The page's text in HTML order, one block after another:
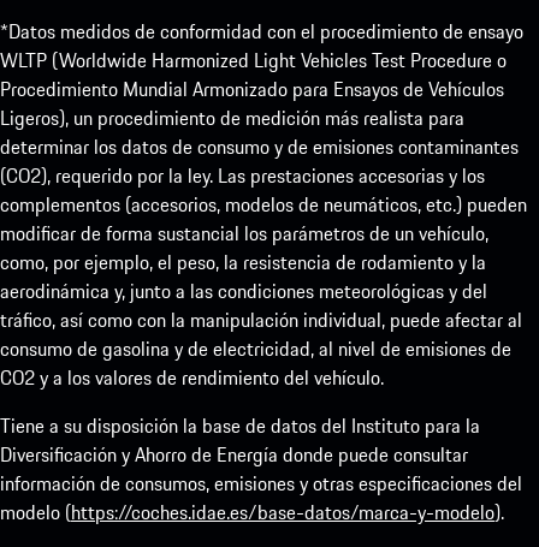
*Datos medidos de conformidad con el procedimiento de ensayo
WLTP (Worldwide Harmonized Light Vehicles Test Procedure o
Procedimiento Mundial Armonizado para Ensayos de Vehículos
Ligeros), un procedimiento de medición más realista para
determinar los datos de consumo y de emisiones contaminantes
(CO2), requerido por la ley. Las prestaciones accesorias y los
complementos (accesorios, modelos de neumáticos, etc.) pueden
modificar de forma sustancial los parámetros de un vehículo,
como, por ejemplo, el peso, la resistencia de rodamiento y la
aerodinámica y, junto a las condiciones meteorológicas y del
tráfico, así como con la manipulación individual, puede afectar al
consumo de gasolina y de electricidad, al nivel de emisiones de
CO2 y a los valores de rendimiento del vehículo.
Tiene a su disposición la base de datos del Instituto para la
Diversificación y Ahorro de Energía donde puede consultar
información de consumos, emisiones y otras especificaciones del
modelo (https://coches.idae.es/base-datos/marca-y-modelo).